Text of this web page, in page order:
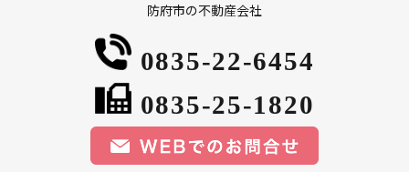
防府市の不動産会社
0835-22-6454
0835-25-1820